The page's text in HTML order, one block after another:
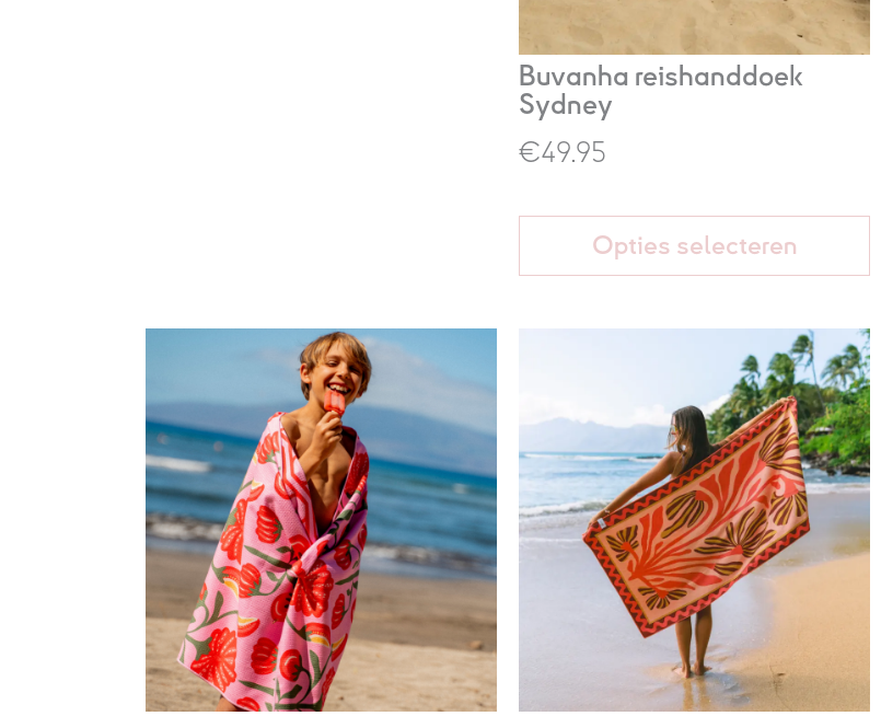
Buvanha reishanddoek
Sydney
€49.95
Opties selecteren